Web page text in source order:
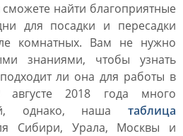
найти благоприятные
для посадки и пересадки
комнатных. Вам не нужно
знаниями, чтобы узнать
ли она для работы в
2018 года много
однако, наша таблица
Сибири, Урала, Москвы и